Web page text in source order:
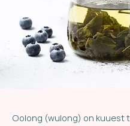
Oolong (wulong) on kuuest